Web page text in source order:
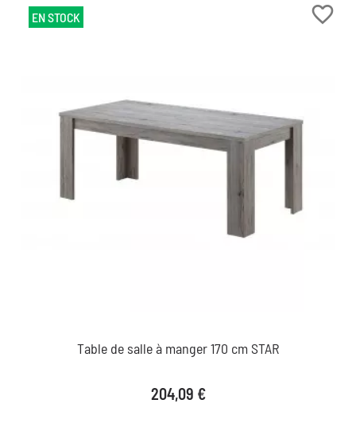
favorite_border
Table de salle à manger 170 cm STAR
Prix
204,09 €
EN STOCK